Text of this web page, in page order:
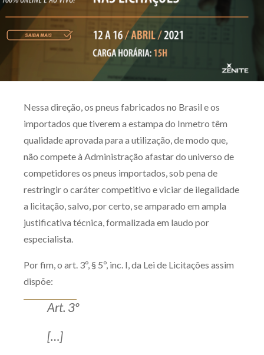
Nessa direção, os pneus fabricados no Brasil e os
importados que tiverem a estampa do Inmetro têm
qualidade aprovada para a utilização, de modo que,
não compete à Administração afastar do universo de
competidores os pneus importados, sob pena de
restringir o caráter competitivo e viciar de ilegalidade
a licitação, salvo, por certo, se amparado em ampla
justificativa técnica, formalizada em laudo por
especialista.
Por fim, o art. 3º, § 5º, inc. I, da Lei de Licitações assim
dispõe:
Art. 3º
[…]